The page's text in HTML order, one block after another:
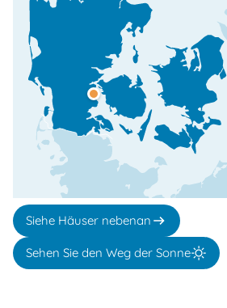
Siehe Häuser nebenan
Sehen Sie den Weg der Sonne